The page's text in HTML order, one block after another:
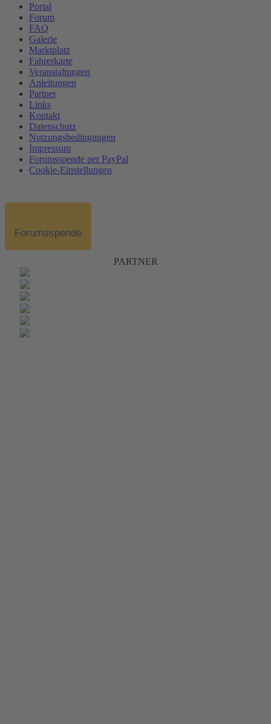
Portal
Forum
FAQ
Galerie
Marktplatz
Fahrerkarte
Veranstaltungen
Anleitungen
Partner
Links
Kontakt
Datenschutz
Nutzungsbedingungen
Impressum
Forumsspende per PayPal
Cookie-Einstellungen
Forumsspende
PARTNER